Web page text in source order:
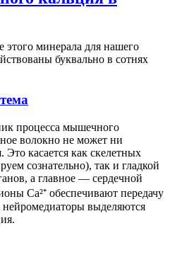
этого минерала для нашего
буквально в сотнях
процесса мышечного
волокно не может ни
Это касается как скелетных
сознательно), так и гладкой
а главное — сердечной
Ca²⁺ обеспечивают передачу
выделяются